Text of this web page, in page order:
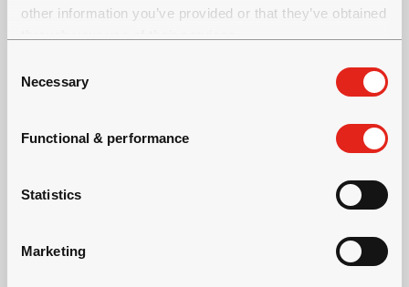
other information you’ve provided or that they’ve obtained
Necessary
Functional & performance
Statistics
Marketing
UTIMEC LF 600 TRANSMIXER
运载能力： 5.6 立方米